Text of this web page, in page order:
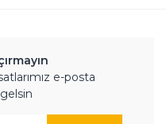
e-posta